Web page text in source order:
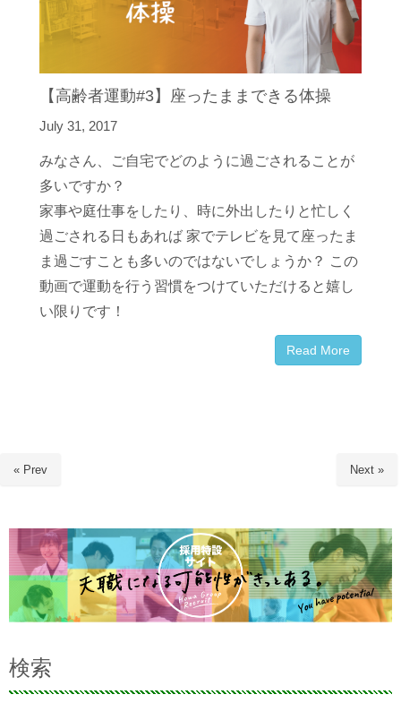
【高齢者運動#3】座ったままできる体操
July 31, 2017
みなさん、ご自宅でどのように過ごされることが
多いですか？
家事や庭仕事をしたり、時に外出したりと忙しく
過ごされる日もあれば 家でテレビを見て座ったま
ま過ごすことも多いのではないでしょうか？ この
動画で運動を行う習慣をつけていただけると嬉し
い限りです！
Read More
« Prev Next »
検索